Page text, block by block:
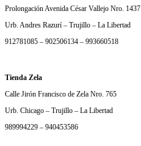
Prolongación Avenida César Vallejo Nro. 1437
Urb. Andres Razurí – Trujillo – La Libertad
912781085 – 902506134 – 993660518
Tienda Zela
Calle Jirón Francisco de Zela Nro. 765
Urb. Chicago – Trujillo – La Libertad
989994229 – 940453586